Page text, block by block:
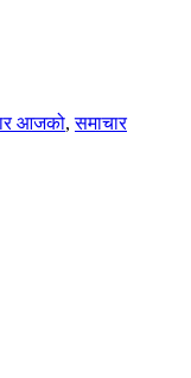
आजको,समाचार